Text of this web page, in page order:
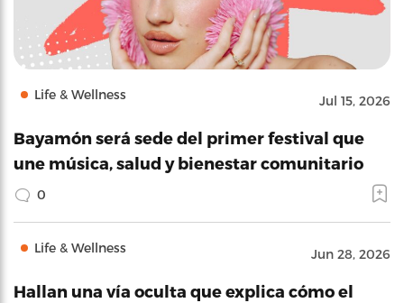
Life & Wellness Jul 15, 2026
Bayamón será sede del primer festival que
une música, salud y bienestar comunitario
0
Life & Wellness Jun 28, 2026
Hallan una vía oculta que explica cómo el